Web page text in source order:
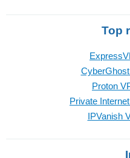
Top
Proton
Private
IPVanish